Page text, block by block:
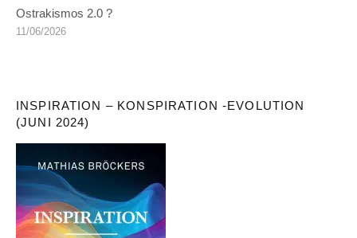
Ostrakismos 2.0 ?
11/06/2026
INSPIRATION – KONSPIRATION -EVOLUTION
(JUNI 2024)